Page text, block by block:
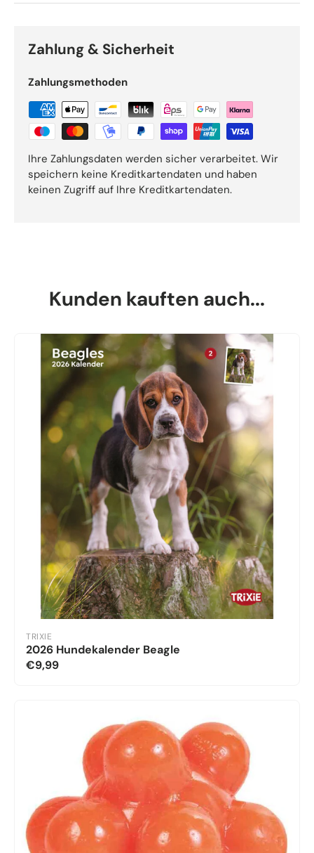
Zahlung & Sicherheit
Zahlungsmethoden
Ihre Zahlungsdaten werden sicher verarbeitet. Wir
speichern keine Kreditkartendaten und haben
keinen Zugriff auf Ihre Kreditkartendaten.
Kunden kauften auch...
TRIXIE
2026 Hundekalender Beagle
€9,99